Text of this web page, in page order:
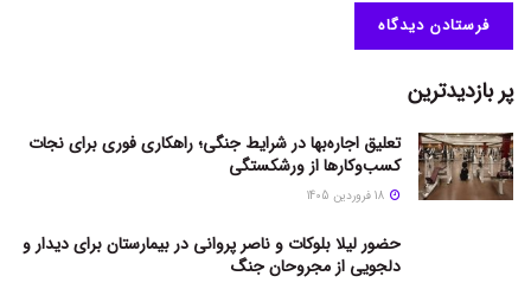
پر بازدیدترین
تعلیق اجاره‌بها در شرایط جنگی؛ راهکاری فوری برای نجات
کسب‌وکارها از ورشکستگی
حضور لیلا بلوکات و ناصر پروانی در بیمارستان برای دیدار و
دلجویی از مجروحان جنگ